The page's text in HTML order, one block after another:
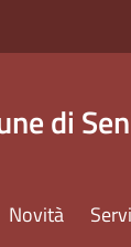
di
Novità